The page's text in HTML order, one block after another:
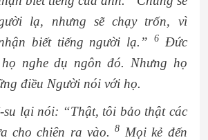
lạ, nhưng sẽ chạy trốn, vì
biết tiếng người lạ.”
6Đức
họ nghe dụ ngôn đó. Nhưng họ
điều Người nói với họ.
su lại nói: “Thật, tôi bảo thật các
cho chiên ra vào.8 Mọi kẻ đến